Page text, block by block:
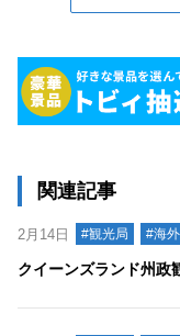
関連記事
2月14日 #観光局 #海外
クイーンズランド州政